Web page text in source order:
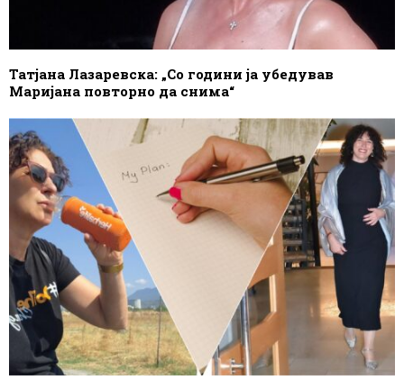
Татјана Лазаревска: „Со години ја убедував
Маријана повторно да снима“